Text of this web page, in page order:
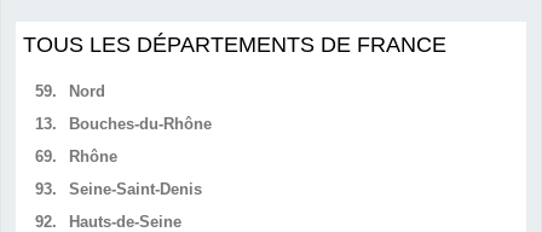
TOUS LES DÉPARTEMENTS DE FRANCE
59.
Nord
13.
Bouches-du-Rhône
69.
Rhône
93.
Seine-Saint-Denis
92.
Hauts-de-Seine